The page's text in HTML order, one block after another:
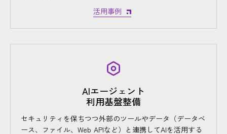
活用事例
AIエージェント
利用基盤整備
セキュリティを保ちつつ外部のツールやデータ（データベ
ース、ファイル、Web APIなど）と連携してAIを活用する